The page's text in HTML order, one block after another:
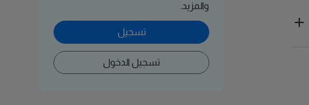
والمزيد.
تسجيل
تسجيل الدخول